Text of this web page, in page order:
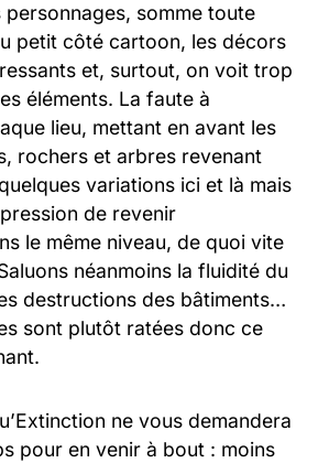
somme toute
petit côté cartoon, les décors
et, surtout, on voit trop
éléments. La faute à
lieu, mettant en avant les
rochers et arbres revenant
variations ici et là mais
de revenir
le même niveau, de quoi vite
néanmoins la fluidité du
destructions des bâtiments…
sont plutôt ratées donc ce
ne vous demandera
pour en venir à bout : moins